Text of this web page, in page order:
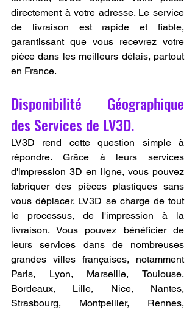
directement à votre adresse. Le service
de livraison est rapide et fiable,
garantissant que vous recevrez votre
pièce dans les meilleurs délais, partout
en France.
Disponibilité Géographique
des Services de LV3D.
LV3D rend cette question simple à
répondre. Grâce à leurs services
d'impression 3D en ligne, vous pouvez
fabriquer des pièces plastiques sans
vous déplacer. LV3D se charge de tout
le processus, de l'impression à la
livraison. Vous pouvez bénéficier de
leurs services dans de nombreuses
grandes villes françaises, notamment
Paris, Lyon, Marseille, Toulouse,
Bordeaux, Lille, Nice, Nantes,
Strasbourg, Montpellier, Rennes,